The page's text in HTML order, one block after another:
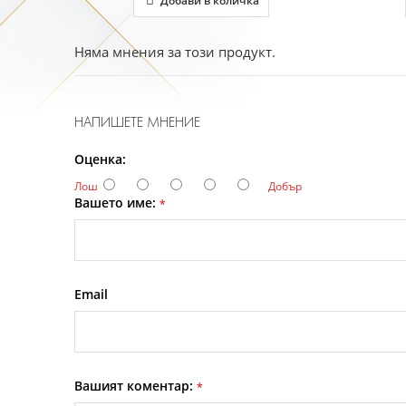
Няма мнения за този продукт.
НАПИШЕТЕ МНЕНИЕ
Оценка:
Лош Добър
Вашето име: *
Email
Вашият коментар: *